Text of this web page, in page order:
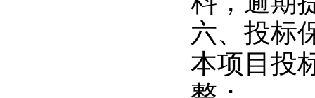
六、投标
本项目投